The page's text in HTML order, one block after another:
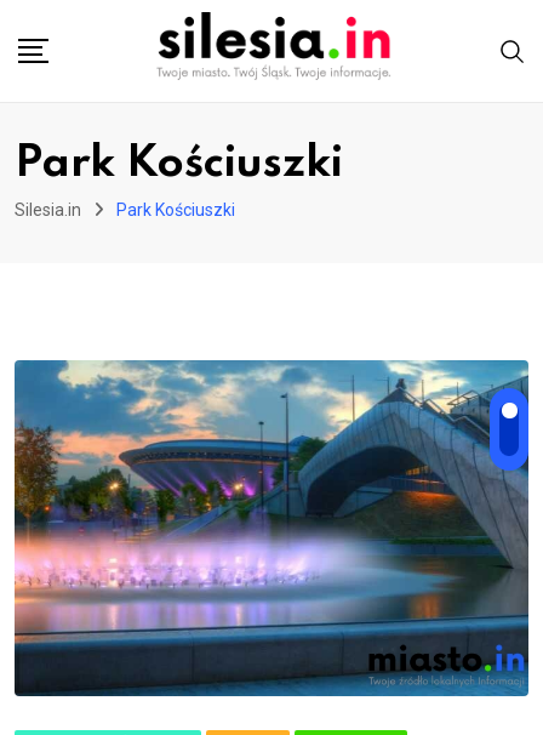
Park Kościuszki
Silesia.in Park Kościuszki